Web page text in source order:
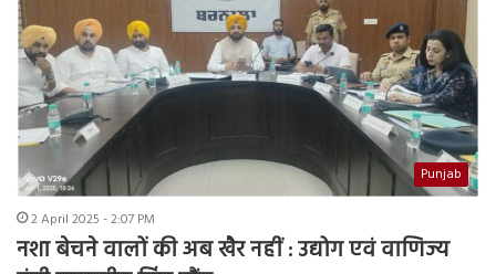
Punjab
2 April 2025 - 2:07 PM
नशा बेचने वालों की अब खैर नहीं : उद्योग एवं वाणिज्य